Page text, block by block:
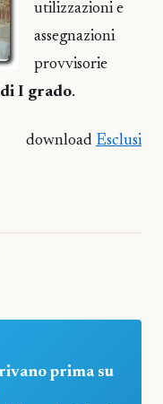
utilizzazioni e
assegnazioni
provvisorie
I grado.
download Esclusi
prima su